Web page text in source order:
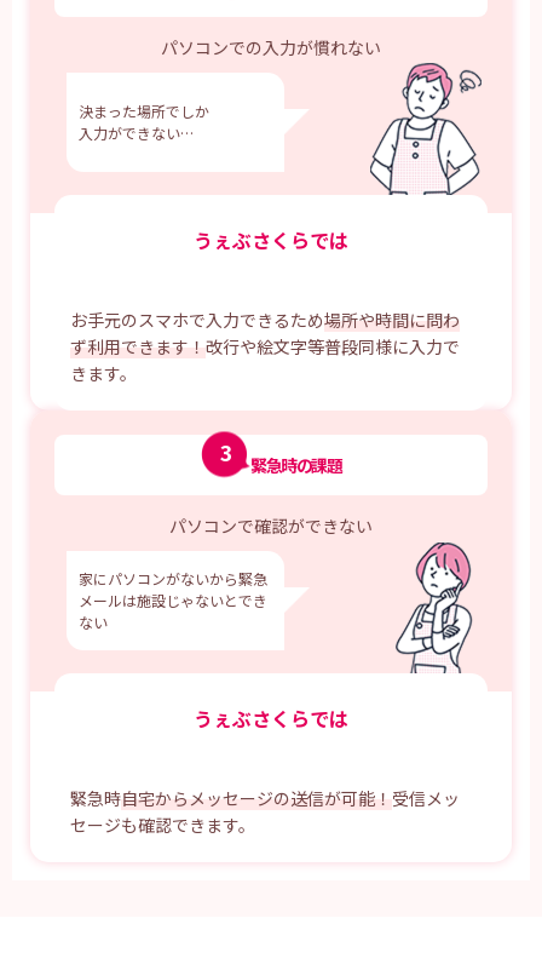
パソコンでの入力が慣れない
決まった場所でしか
入力ができない…
うぇぶさくらでは
お手元のスマホで入力できるため場所や時間に問わ
ず利用できます！ 改行や絵文字等普段同様に入力で
きます。
3 緊急時の課題
パソコンで確認ができない
家にパソコンがないから緊急
メールは施設じゃないとでき
ない
うぇぶさくらでは
緊急時自宅からメッセージの送信が可能！ 受信メッ
セージも確認できます。